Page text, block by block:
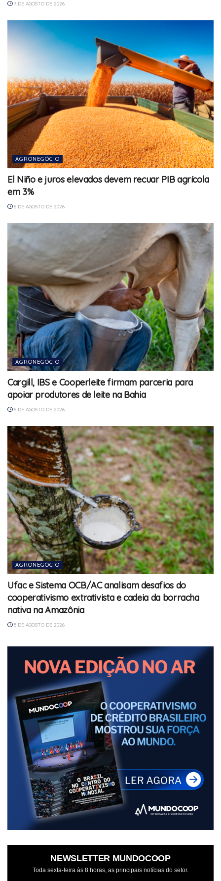
7 DE AGOSTO DE 2026
AGRONEGÓCIO
El Niño e juros elevados devem recuar PIB agrícola
em 3%
6 DE AGOSTO DE 2026
AGRONEGÓCIO
Cargill, IBS e Cooperleite firmam parceria para
apoiar produtores de leite na Bahia
6 DE AGOSTO DE 2026
AGRONEGÓCIO
Ufac e Sistema OCB/AC analisam desafios do
cooperativismo extrativista e cadeia da borracha
nativa na Amazônia
5 DE AGOSTO DE 2026
NEWSLETTER MUNDOCOOP
Toda sexta-feira às 8 horas, as principais notícias do setor.